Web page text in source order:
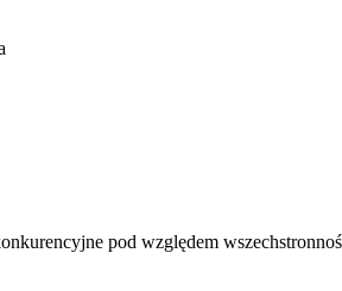
pod względem